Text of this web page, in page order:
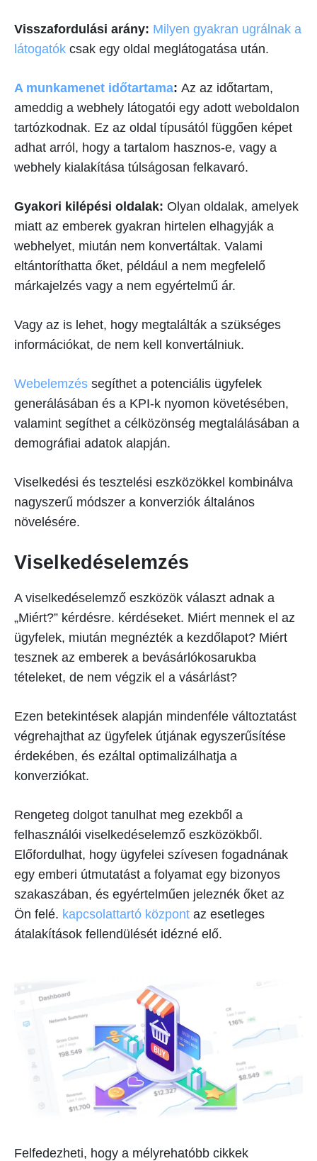
Visszafordulási arány: Milyen gyakran ugrálnak a
látogatók csak egy oldal meglátogatása után.
A munkamenet időtartama: Az az időtartam,
ameddig a webhely látogatói egy adott weboldalon
tartózkodnak. Ez az oldal típusától függően képet
adhat arról, hogy a tartalom hasznos-e, vagy a
webhely kialakítása túlságosan felkavaró.
Gyakori kilépési oldalak: Olyan oldalak, amelyek
miatt az emberek gyakran hirtelen elhagyják a
webhelyet, miután nem konvertáltak. Valami
eltántoríthatta őket, például a nem megfelelő
márkajelzés vagy a nem egyértelmű ár.
Vagy az is lehet, hogy megtalálták a szükséges
információkat, de nem kell konvertálniuk.
Webelemzés segíthet a potenciális ügyfelek
generálásában és a KPI-k nyomon követésében,
valamint segíthet a célközönség megtalálásában a
demográfiai adatok alapján.
Viselkedési és tesztelési eszközökkel kombinálva
nagyszerű módszer a konverziók általános
növelésére.
Viselkedéselemzés
A viselkedéselemző eszközök választ adnak a
„Miért?” kérdésre. kérdéseket. Miért mennek el az
ügyfelek, miután megnézték a kezdőlapot? Miért
tesznek az emberek a bevásárlókosarukba
tételeket, de nem végzik el a vásárlást?
Ezen betekintések alapján mindenféle változtatást
végrehajthat az ügyfelek útjának egyszerűsítése
érdekében, és ezáltal optimalizálhatja a
konverziókat.
Rengeteg dolgot tanulhat meg ezekből a
felhasználói viselkedéselemző eszközökből.
Előfordulhat, hogy ügyfelei szívesen fogadnának
egy emberi útmutatást a folyamat egy bizonyos
szakaszában, és egyértelműen jeleznék őket az
Ön felé. kapcsolattartó központ az esetleges
átalakítások fellendülését idézné elő.
Felfedezheti, hogy a mélyrehatóbb cikkek